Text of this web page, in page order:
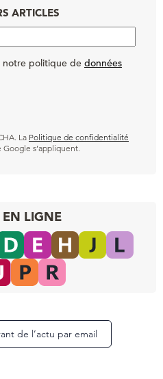
ARTICLES
notre politique de données
La Politique de confidentialité
Google s’appliquent.
LIGNE
de l’actu par email